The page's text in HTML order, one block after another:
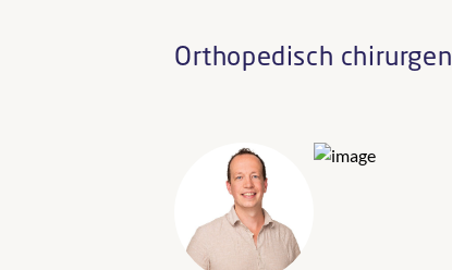
Orthopedisch chirurgen